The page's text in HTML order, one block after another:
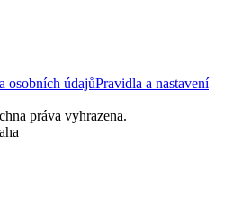
osobních údajůPravidla a nastavení
práva vyhrazena.